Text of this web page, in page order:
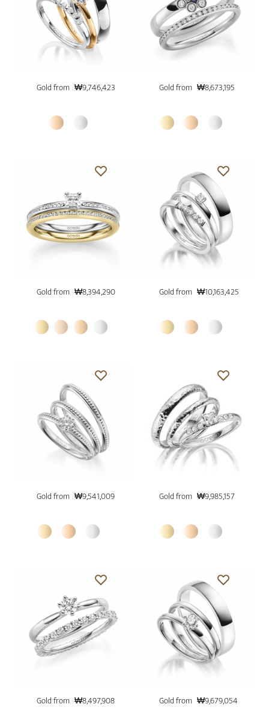
Gold from ₩9,746,423 Gold from ₩8,673,195
Gold from ₩8,394,290 Gold from ₩10,163,425
Gold from ₩9,541,009 Gold from ₩9,985,157
Gold from ₩8,497,908 Gold from ₩9,679,054